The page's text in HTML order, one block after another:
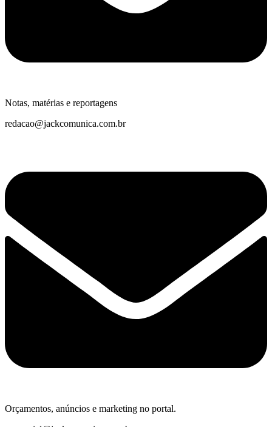
Notas, matérias e reportagens
redacao@jackcomunica.com.br
Orçamentos, anúncios e marketing no portal.